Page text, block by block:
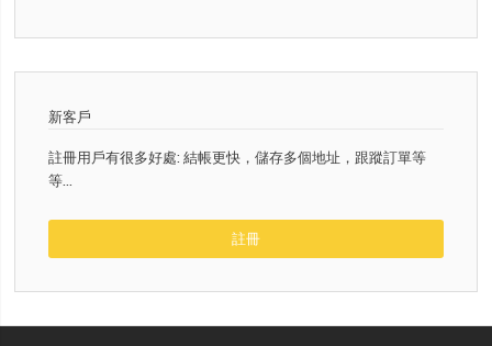
新客戶
註冊用戶有很多好處: 結帳更快，儲存多個地址，跟蹤訂單等
等...
註冊